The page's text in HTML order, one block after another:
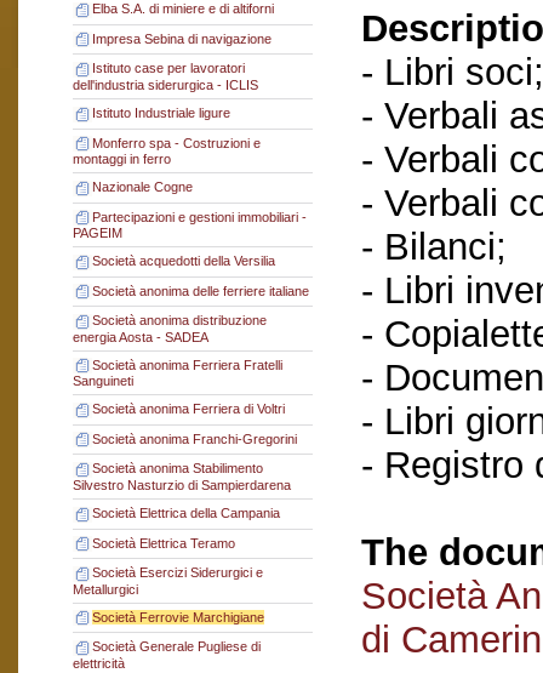
Elba S.A. di miniere e di altiforni
Impresa Sebina di navigazione
Istituto case per lavoratori
dell'industria siderurgica - ICLIS
Istituto Industriale ligure
Monferro spa - Costruzioni e
montaggi in ferro
Nazionale Cogne
Partecipazioni e gestioni immobiliari -
PAGEIM
Società acquedotti della Versilia
Società anonima delle ferriere italiane
Società anonima distribuzione
energia Aosta - SADEA
Società anonima Ferriera Fratelli
Sanguineti
Società anonima Ferriera di Voltri
Società anonima Franchi-Gregorini
Società anonima Stabilimento
Silvestro Nasturzio di Sampierdarena
Società Elettrica della Campania
Società Elettrica Teramo
Società Esercizi Siderurgici e
Metallurgici
Società Ferrovie Marchigiane
Società Generale Pugliese di
elettricità
- Libri soci;
- Verbali
- Verbali
- Verbali
- Bilanci;
- Libri
-
-
- Libri
- Registro
The
Società
di